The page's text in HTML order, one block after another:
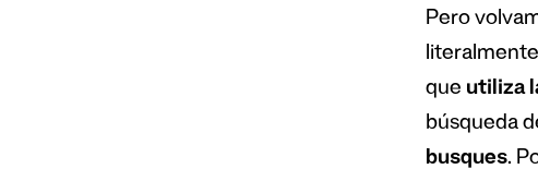
Pero
literalmente
que utiliza
búsqueda
busques.